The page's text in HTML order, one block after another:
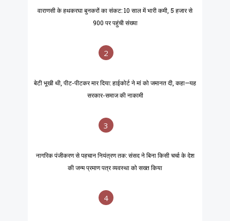
वाराणसी के हथकरघा बुनकरों का संकट: 10 साल में भारी कमी, 5 हजार से
900 पर पहुंची संख्या
2
बेटी भूखी थी, पीट-पीटकर मार दिया: हाईकोर्ट ने मां को जमानत दी, कहा—यह
सरकार-समाज की नाकामी
3
नागरिक पंजीकरण से पहचान नियंत्रण तक: संसद ने बिना किसी चर्चा के देश
की जन्म प्रमाण पत्र व्यवस्था को सख्त किया
4